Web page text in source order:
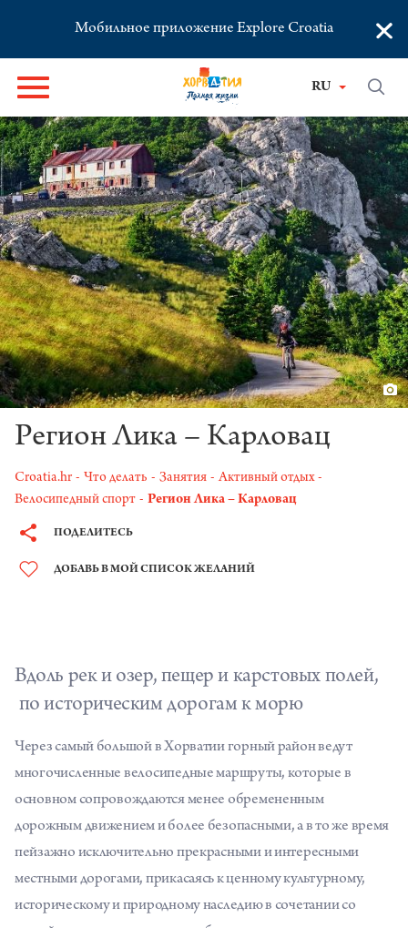
Мобильное приложение Explore Croatia ×
RU
Регион Лика – Карловац
Croatia.hr Что делать Занятия
Активный отдых
Велосипедный спорт
Регион Лика – Карловац
ПОДЕЛИТЕСЬ
ДОБАВЬ В МОЙ СПИСОК ЖЕЛАНИЙ
Вдоль рек и озер, пещер и карстовых полей,
по историческим дорогам к морю
Через самый большой в Хорватии горный район ведут
многочисленные велосипедные маршруты, которые в
основном сопровождаются менее обремененным
дорожным движением и более безопасными, а в то же время
пейзажно исключительно прекрасными и интересными
местными дорогами, прикасаясь к ценному культурному,
историческому и природному наследию в сочетании со